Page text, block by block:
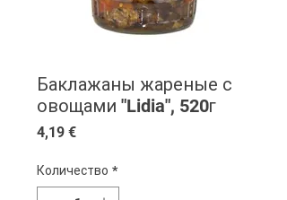
Баклажаны жареные с
овощами "Lidia", 520г
4,19 €Цена
Количество *